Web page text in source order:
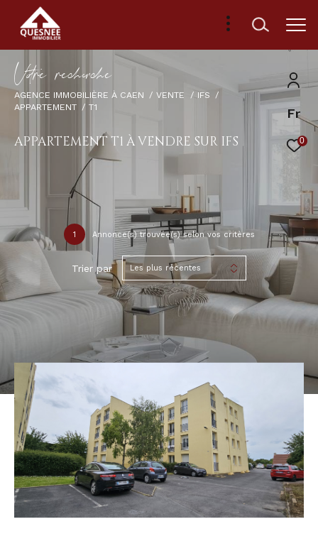
Fr
0
Vore recece
AGENCE IMMOBILIÈRE À CAEN VENTE
IFS
APPARTEMENT
T1
APPARTEMENT T1 À VENDRE SUR IFS
1 Annonce(s) trouvée(s) selon vos critères
Trier par Les plus récentes